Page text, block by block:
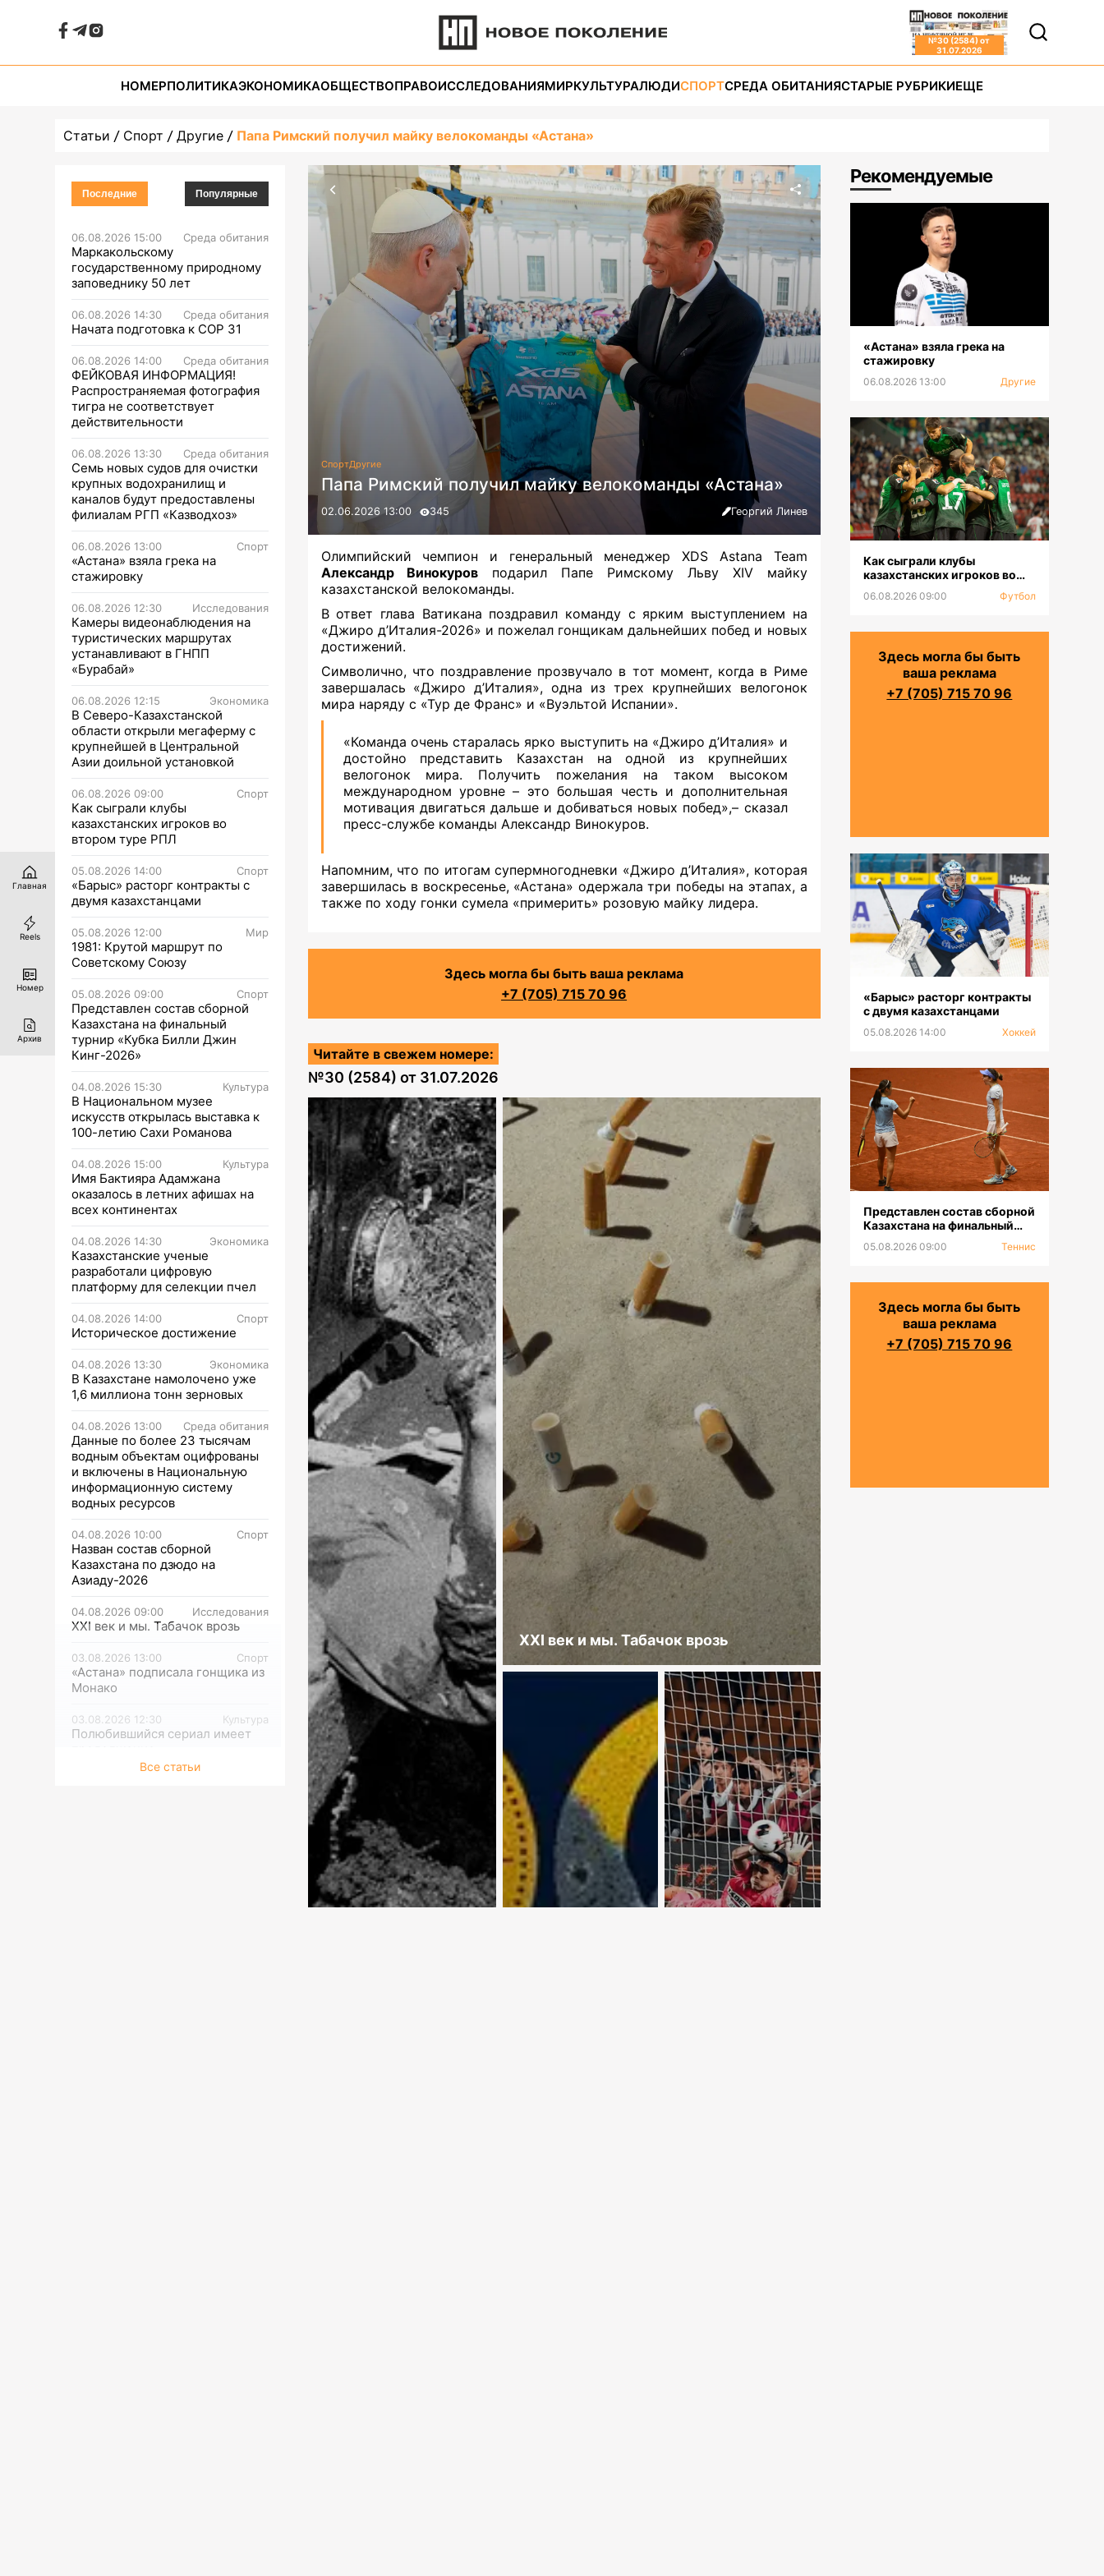
№30 (2584) от
31.07.2026
НОМЕРПОЛИТИКАЭКОНОМИКАОБЩЕСТВОПРАВОИССЛЕДОВАНИЯМИРКУЛЬТУРАЛЮДИСПОРТСРЕДА ОБИТАНИЯСТАРЫЕ РУБРИКИЕЩЕ
Статьи Спорт Другие Папа Римский получил майку велокоманды «Астана»
Последние Популярные
06.08.2026 15:00 Среда обитания
Маркакольскому
государственному природному
заповеднику 50 лет
06.08.2026 14:30 Среда обитания
Начата подготовка к СОР 31
06.08.2026 14:00 Среда обитания
ФЕЙКОВАЯ ИНФОРМАЦИЯ!
Распространяемая фотография
тигра не соответствует
действительности
06.08.2026 13:30 Среда обитания
Семь новых судов для очистки
крупных водохранилищ и
каналов будут предоставлены
филиалам РГП «Казводхоз»
06.08.2026 13:00 Спорт
«Астана» взяла грека на
стажировку
06.08.2026 12:30 Исследования
Камеры видеонаблюдения на
туристических маршрутах
устанавливают в ГНПП
«Бурабай»
06.08.2026 12:15 Экономика
В Северо-Казахстанской
области открыли мегаферму с
крупнейшей в Центральной
Азии доильной установкой
06.08.2026 09:00 Спорт
Как сыграли клубы
казахстанских игроков во
втором туре РПЛ
05.08.2026 14:00 Спорт
«Барыс» расторг контракты с
двумя казахстанцами
05.08.2026 12:00 Мир
1981: Крутой маршрут по
Советскому Союзу
05.08.2026 09:00 Спорт
Представлен состав сборной
Казахстана на финальный
турнир «Кубка Билли Джин
Кинг-2026»
04.08.2026 15:30 Культура
В Национальном музее
искусств открылась выставка к
100-летию Сахи Романова
04.08.2026 15:00 Культура
Имя Бактияра Адамжана
оказалось в летних афишах на
всех континентах
04.08.2026 14:30 Экономика
Казахстанские ученые
разработали цифровую
платформу для селекции пчел
04.08.2026 14:00 Спорт
Историческое достижение
04.08.2026 13:30 Экономика
В Казахстане намолочено уже
1,6 миллиона тонн зерновых
04.08.2026 13:00 Среда обитания
Данные по более 23 тысячам
водным объектам оцифрованы
и включены в Национальную
информационную систему
водных ресурсов
04.08.2026 10:00 Спорт
Назван состав сборной
Казахстана по дзюдо на
Азиаду-2026
04.08.2026 09:00 Исследования
XXI век и мы. Табачок врозь
03.08.2026 13:00 Спорт
«Астана» подписала гонщика из
Монако
03.08.2026 12:30 Культура
Полюбившийся сериал имеет
Все статьи
СпортДругие
Папа Римский получил майку велокоманды «Астана»
02.06.2026 13:00 345 Георгий Линев
Олимпийский чемпион и генеральный менеджер XDS Astana Team
Александр Винокуров подарил Папе Римскому Льву XIV майку
казахстанской велокоманды.
В ответ глава Ватикана поздравил команду с ярким выступлением на
«Джиро д’Италия-2026» и пожелал гонщикам дальнейших побед и новых
достижений.
Символично, что поздравление прозвучало в тот момент, когда в Риме
завершалась «Джиро д’Италия», одна из трех крупнейших велогонок
мира наряду с «Тур де Франс» и «Вуэльтой Испании».
«Команда очень старалась ярко выступить на «Джиро д’Италия» и
достойно представить Казахстан на одной из крупнейших
велогонок мира. Получить пожелания на таком высоком
международном уровне – это большая честь и дополнительная
мотивация двигаться дальше и добиваться новых побед»,– сказал
пресс-службе команды Александр Винокуров.
Напомним, что по итогам супермногодневки «Джиро д’Италия», которая
завершилась в воскресенье, «Астана» одержала три победы на этапах, а
также по ходу гонки сумела «примерить» розовую майку лидера.
Здесь могла бы быть ваша реклама
+7 (705) 715 70 96
Читайте в свежем номере:
№30 (2584) от 31.07.2026
XXI век и мы. Табачок врозь
Рекомендуемые
«Астана» взяла грека на
стажировку
06.08.2026 13:00 Другие
Как сыграли клубы
казахстанских игроков во
06.08.2026 09:00 Футбол
Здесь могла бы быть
ваша реклама
+7 (705) 715 70 96
«Барыс» расторг контракты
с двумя казахстанцами
05.08.2026 14:00 Хоккей
Представлен состав сборной
Казахстана на финальный
Кинг-2026»
05.08.2026 09:00 Теннис
Здесь могла бы быть
ваша реклама
+7 (705) 715 70 96
Главная
Reels
Номер
Архив